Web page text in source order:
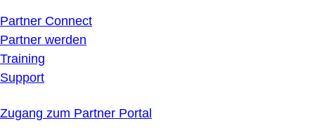
Partner Connect
Partner werden
Training
Support
Zugang zum Partner Portal